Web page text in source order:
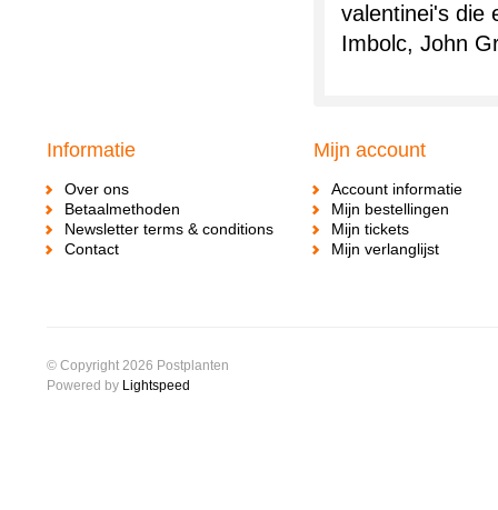
valentinei's die
Imbolc, John
Informatie
Over ons
Betaalmethoden
Newsletter terms & conditions
Contact
Mijn account
Account informatie
Mijn bestellingen
Mijn tickets
Mijn verlanglijst
© Copyright 2026 Postplanten
Powered by Lightspeed